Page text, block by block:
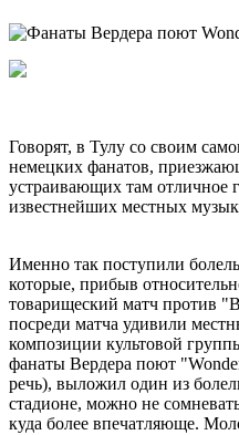
Говорят, в Тулу со своим
немецких фанатов,
устраивающих там отличное
известнейших местных
Именно так поступили
которые, прибыв
товарищеский матч против
посреди матча удивили
композиции культовой
фанаты Вердера поют
речь), выложил один из
стадионе, можно не
куда более впечатляюще.